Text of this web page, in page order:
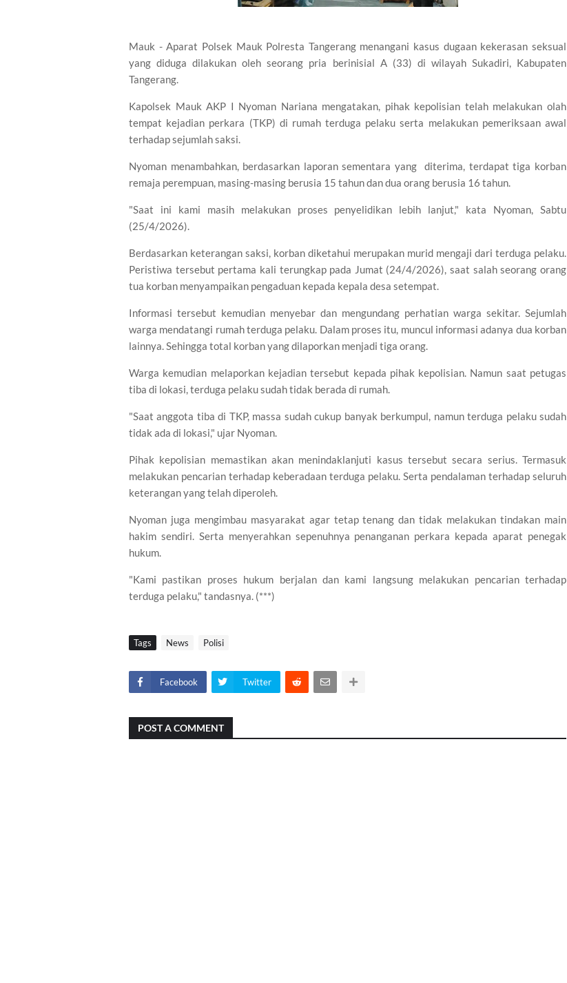
Mauk - Aparat Polsek Mauk Polresta Tangerang menangani kasus dugaan kekerasan seksual
yang diduga dilakukan oleh seorang pria berinisial A (33) di wilayah Sukadiri, Kabupaten
Tangerang.
Kapolsek Mauk AKP I Nyoman Nariana mengatakan, pihak kepolisian telah melakukan olah
tempat kejadian perkara (TKP) di rumah terduga pelaku serta melakukan pemeriksaan awal
terhadap sejumlah saksi.
Nyoman menambahkan, berdasarkan laporan sementara yang diterima, terdapat tiga korban
remaja perempuan, masing-masing berusia 15 tahun dan dua orang berusia 16 tahun.
"Saat ini kami masih melakukan proses penyelidikan lebih lanjut," kata Nyoman, Sabtu
(25/4/2026).
Berdasarkan keterangan saksi, korban diketahui merupakan murid mengaji dari terduga pelaku.
Peristiwa tersebut pertama kali terungkap pada Jumat (24/4/2026), saat salah seorang orang
tua korban menyampaikan pengaduan kepada kepala desa setempat.
Informasi tersebut kemudian menyebar dan mengundang perhatian warga sekitar. Sejumlah
warga mendatangi rumah terduga pelaku. Dalam proses itu, muncul informasi adanya dua korban
lainnya. Sehingga total korban yang dilaporkan menjadi tiga orang.
Warga kemudian melaporkan kejadian tersebut kepada pihak kepolisian. Namun saat petugas
tiba di lokasi, terduga pelaku sudah tidak berada di rumah.
"Saat anggota tiba di TKP, massa sudah cukup banyak berkumpul, namun terduga pelaku sudah
tidak ada di lokasi," ujar Nyoman.
Pihak kepolisian memastikan akan menindaklanjuti kasus tersebut secara serius. Termasuk
melakukan pencarian terhadap keberadaan terduga pelaku. Serta pendalaman terhadap seluruh
keterangan yang telah diperoleh.
Nyoman juga mengimbau masyarakat agar tetap tenang dan tidak melakukan tindakan main
hakim sendiri. Serta menyerahkan sepenuhnya penanganan perkara kepada aparat penegak
hukum.
"Kami pastikan proses hukum berjalan dan kami langsung melakukan pencarian terhadap
terduga pelaku," tandasnya. (***)
Tags News Polisi
Facebook Twitter
POST A COMMENT